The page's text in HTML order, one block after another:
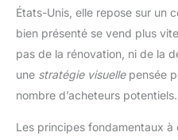
États-Unis, elle repose sur un
bien présenté se vend plus
pas de la rénovation, ni de la
une stratégie visuellepensée
nombre d’acheteurs potentiels.
Les principes fondamentaux à